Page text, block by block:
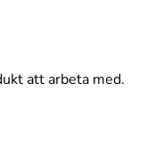
att arbeta med.